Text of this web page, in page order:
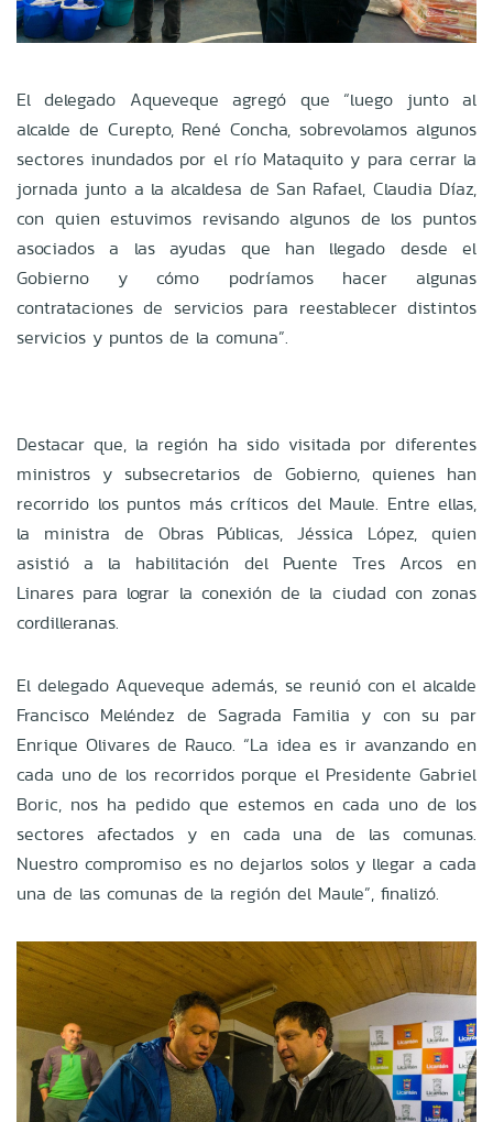
El delegado Aqueveque agregó que “luego junto al
alcalde de Curepto, René Concha, sobrevolamos algunos
sectores inundados por el río Mataquito y para cerrar la
jornada junto a la alcaldesa de San Rafael, Claudia Díaz,
con quien estuvimos revisando algunos de los puntos
asociados a las ayudas que han llegado desde el
Gobierno y cómo podríamos hacer algunas
contrataciones de servicios para reestablecer distintos
servicios y puntos de la comuna”.
Destacar que, la región ha sido visitada por diferentes
ministros y subsecretarios de Gobierno, quienes han
recorrido los puntos más críticos del Maule. Entre ellas,
la ministra de Obras Públicas, Jéssica López, quien
asistió a la habilitación del Puente Tres Arcos en
Linares para lograr la conexión de la ciudad con zonas
cordilleranas.
El delegado Aqueveque además, se reunió con el alcalde
Francisco Meléndez de Sagrada Familia y con su par
Enrique Olivares de Rauco. “La idea es ir avanzando en
cada uno de los recorridos porque el Presidente Gabriel
Boric, nos ha pedido que estemos en cada uno de los
sectores afectados y en cada una de las comunas.
Nuestro compromiso es no dejarlos solos y llegar a cada
una de las comunas de la región del Maule”, finalizó.